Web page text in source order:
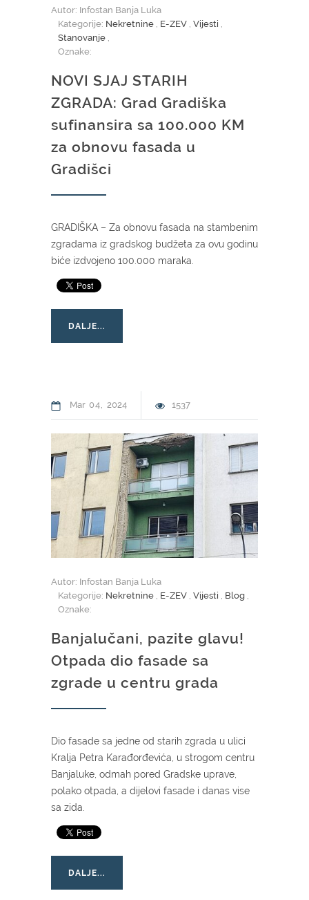
Autor: Infostan Banja Luka
Kategorije: Nekretnine , E-ZEV , Vijesti ,
Stanovanje ,
Oznake:
NOVI SJAJ STARIH
ZGRADA: Grad Gradiška
sufinansira sa 100.000 KM
za obnovu fasada u
Gradišci
GRADIŠKA – Za obnovu fasada na stambenim
zgradama iz gradskog budžeta za ovu godinu
biće izdvojeno 100.000 maraka.
DALJE...
Mar 04 2024 1537
Autor: Infostan Banja Luka
Kategorije: Nekretnine , E-ZEV , Vijesti , Blog ,
Oznake:
Banjalučani, pazite glavu!
Otpada dio fasade sa
zgrade u centru grada
Dio fasade sa jedne od starih zgrada u ulici
Kralja Petra Karađorđevića, u strogom centru
Banjaluke, odmah pored Gradske uprave,
polako otpada, a dijelovi fasade i danas vise
sa zida.
DALJE...